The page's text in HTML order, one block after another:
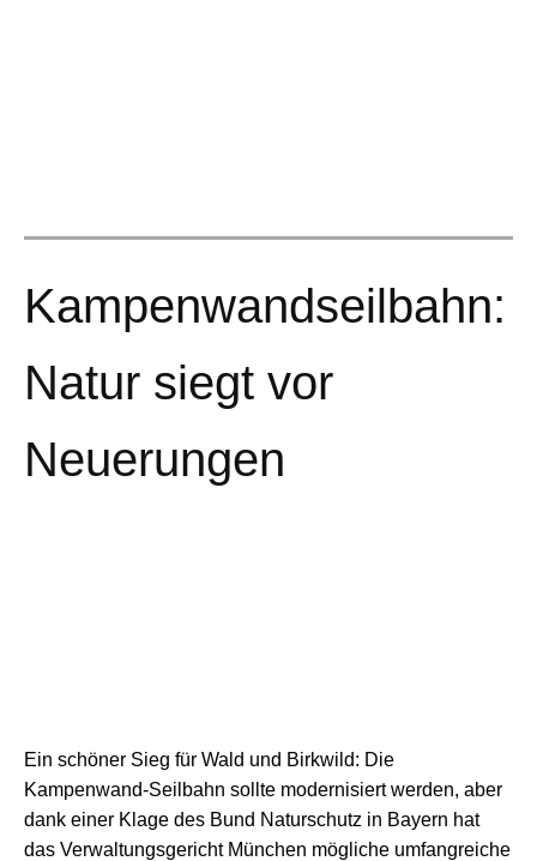
Kampenwandseilbahn:
Natur siegt vor
Neuerungen
Ein schöner Sieg für Wald und Birkwild: Die
Kampenwand-Seilbahn sollte modernisiert werden, aber
dank einer Klage des Bund Naturschutz in Bayern hat
das Verwaltungsgericht München mögliche umfangreiche